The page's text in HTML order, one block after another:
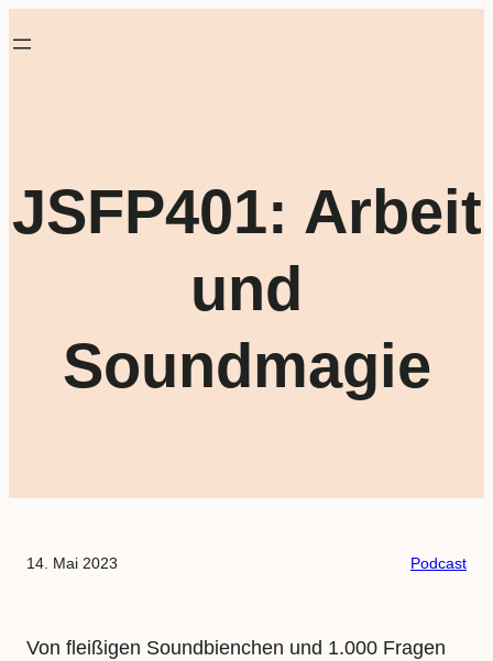
JSFP401: Arbeit
und
Soundmagie
14. Mai 2023 Podcast
Von fleißigen Soundbienchen und 1.000 Fragen